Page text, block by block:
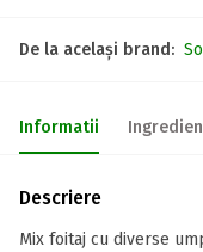
De la același brand:
Informatii
Descriere
Mix foitaj cu diverse